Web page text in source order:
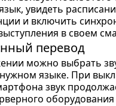
увидеть
и включить
в своем
перевод
можно выбрать
языке. При
звук